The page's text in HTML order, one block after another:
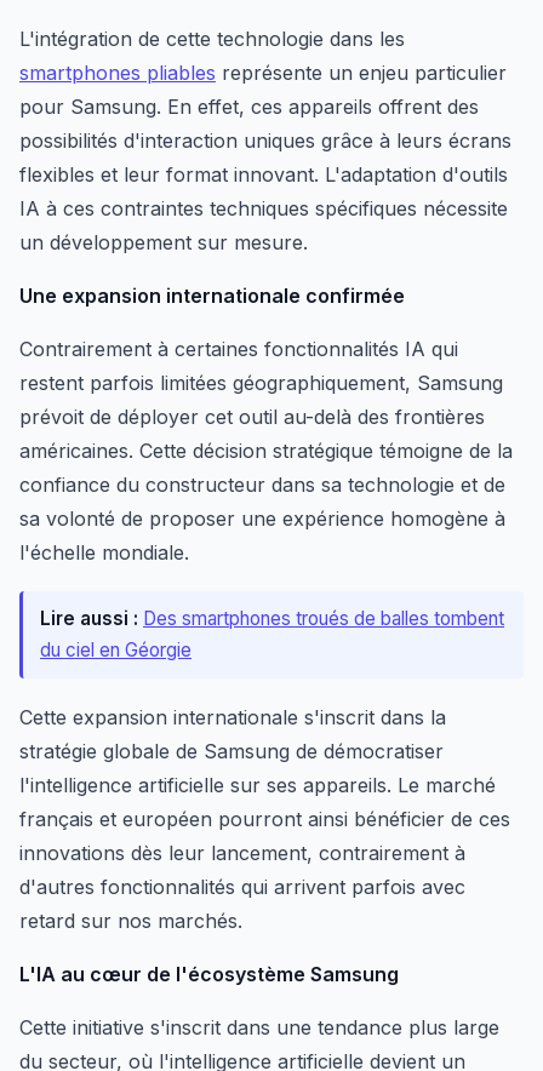
L'intégration de cette technologie dans les
smartphones pliables représente un enjeu particulier
pour Samsung. En effet, ces appareils offrent des
possibilités d'interaction uniques grâce à leurs écrans
flexibles et leur format innovant. L'adaptation d'outils
IA à ces contraintes techniques spécifiques nécessite
un développement sur mesure.
Une expansion internationale confirmée
Contrairement à certaines fonctionnalités IA qui
restent parfois limitées géographiquement, Samsung
prévoit de déployer cet outil au-delà des frontières
américaines. Cette décision stratégique témoigne de la
confiance du constructeur dans sa technologie et de
sa volonté de proposer une expérience homogène à
l'échelle mondiale.
Lire aussi : Des smartphones troués de balles tombent
du ciel en Géorgie
Cette expansion internationale s'inscrit dans la
stratégie globale de Samsung de démocratiser
l'intelligence artificielle sur ses appareils. Le marché
français et européen pourront ainsi bénéficier de ces
innovations dès leur lancement, contrairement à
d'autres fonctionnalités qui arrivent parfois avec
retard sur nos marchés.
L'IA au cœur de l'écosystème Samsung
Cette initiative s'inscrit dans une tendance plus large
du secteur, où l'intelligence artificielle devient un